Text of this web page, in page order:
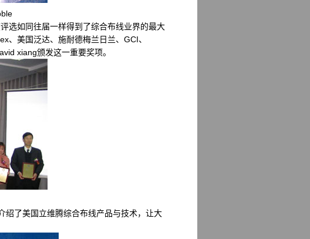
选如同往届一样得到了综合布线业界的最大
、美国泛达、施耐德梅兰日兰、GCI、
xiang颁发这一重要奖项。
绍了美国立维腾综合布线产品与技术，让大